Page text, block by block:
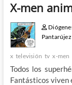
X-men
Pantarújez
x televisión tv x-men
Todos los
Fantásticos viven